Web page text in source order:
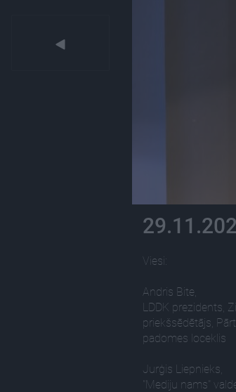
Viesi:
Andris Bite,
LDDK prezidents,
priekšsēdētājs,
padomes loceklis
Jurģis Liepnieks,
"Mediju nams"